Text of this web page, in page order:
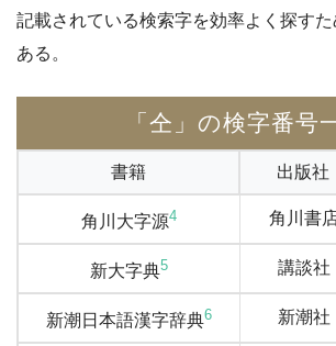
記載されている検索字を効率よく探す
ある。
「仝」の検字番号
書籍 出版社
角川大字源4 角川書
新大字典5 講談社
新潮日本語漢字辞典6 新潮社